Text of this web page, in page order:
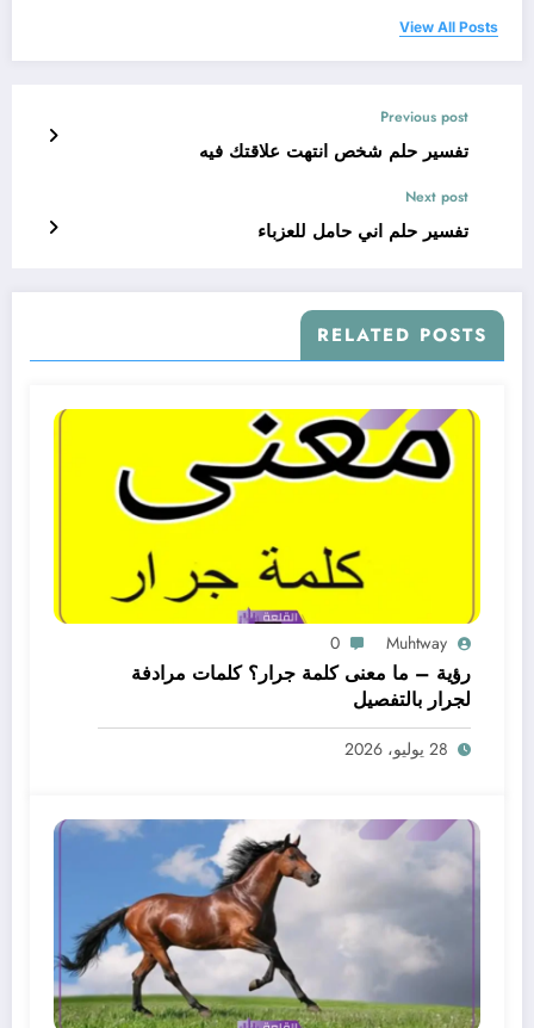
View All Posts
Previous post
تفسير حلم شخص انتهت علاقتك فيه
Next post
تفسير حلم اني حامل للعزباء
RELATED POSTS
Muhtway
0
رؤية – ما معنى كلمة جرار؟ كلمات مرادفة
لجرار بالتفصيل
28 يوليو، 2026